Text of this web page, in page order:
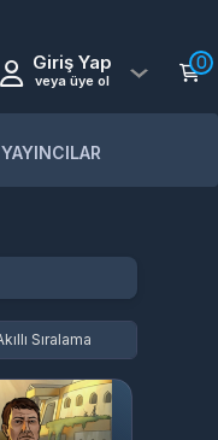
Giriş Yap
veya üye ol
0
YAYINCILAR